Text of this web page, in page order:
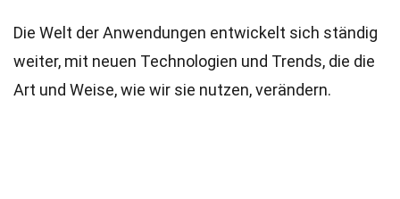
Die Welt der Anwendungen entwickelt sich ständig
weiter, mit neuen Technologien und Trends, die die
Art und Weise, wie wir sie nutzen, verändern.